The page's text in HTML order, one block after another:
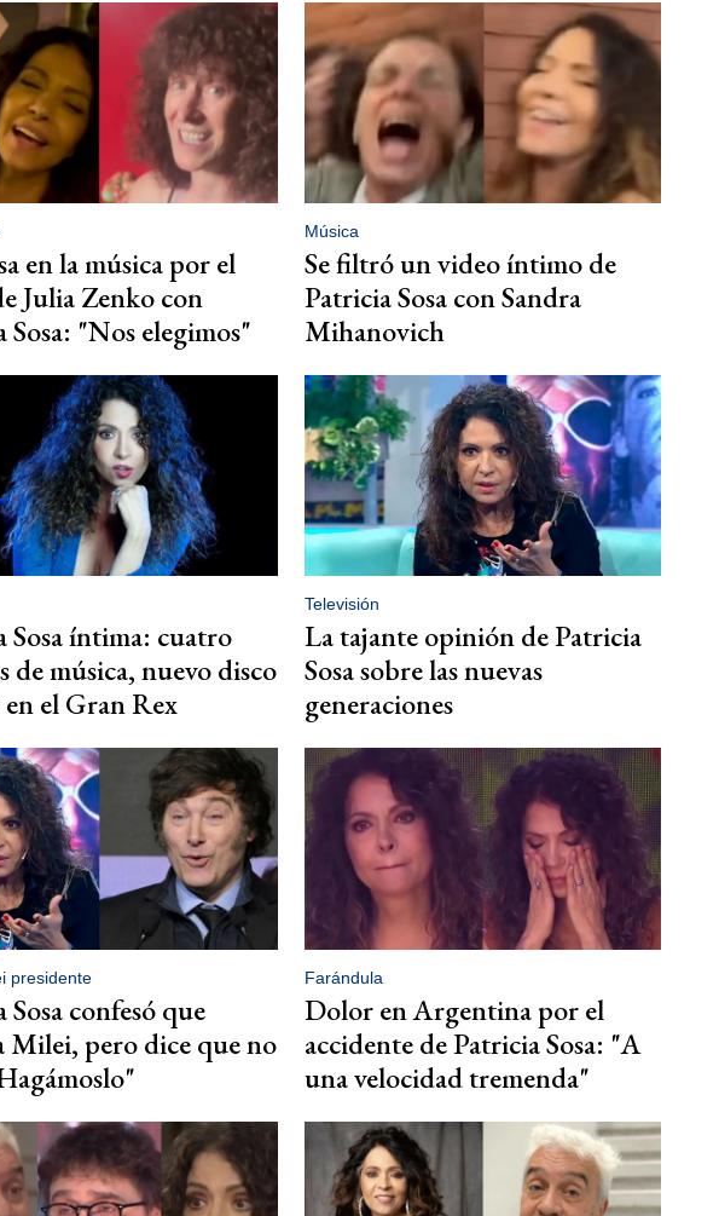
en la música por el
Julia Zenko con
Sosa: "Nos elegimos"
Música
Se filtró un video íntimo de
Patricia Sosa con Sandra
Mihanovich
Sosa íntima: cuatro
de música, nuevo disco
el Gran Rex
Televisión
La tajante opinión de Patricia
Sosa sobre las nuevas
generaciones
presidente
Sosa confesó que
Milei, pero dice que no
Farándula
Dolor en Argentina por el
accidente de Patricia Sosa: "A
una velocidad tremenda"